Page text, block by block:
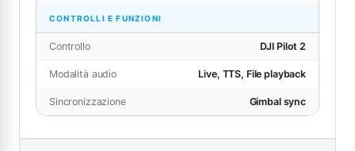
CONTROLLI E FUNZIONI
Controllo DJI Pilot 2
Modalità audio Live, TTS, File playback
Sincronizzazione Gimbal sync